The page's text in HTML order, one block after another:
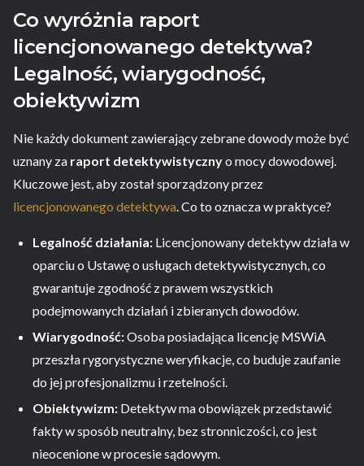
Co wyróżnia raport
licencjonowanego detektywa?
Legalność, wiarygodność,
obiektywizm
Nie każdy dokument zawierający zebrane dowody może być
uznany za raport detektywistycznyo mocy dowodowej.
Kluczowe jest, aby został sporządzony przez
licencjonowanego detektywa. Co to oznacza w praktyce?
Legalność działania: Licencjonowany detektyw działa w
oparciu o Ustawę o usługach detektywistycznych, co
gwarantuje zgodność z prawem wszystkich
podejmowanych działań i zbieranych dowodów.
Wiarygodność:Osoba posiadająca licencję MSWiA
przeszła rygorystyczne weryfikacje, co buduje zaufanie
do jej profesjonalizmu i rzetelności.
Obiektywizm: Detektyw ma obowiązek przedstawić
fakty w sposób neutralny, bez stronniczości, co jest
nieocenione w procesie sądowym.